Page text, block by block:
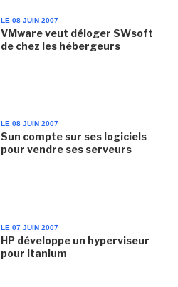
LE 08 JUIN 2007
VMware veut déloger SWsoft
de chez les hébergeurs
LE 08 JUIN 2007
Sun compte sur ses logiciels
pour vendre ses serveurs
LE 07 JUIN 2007
HP développe un hyperviseur
pour Itanium